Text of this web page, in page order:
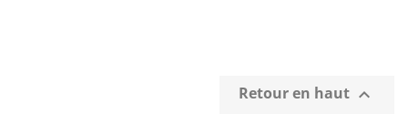
Retour en haut 